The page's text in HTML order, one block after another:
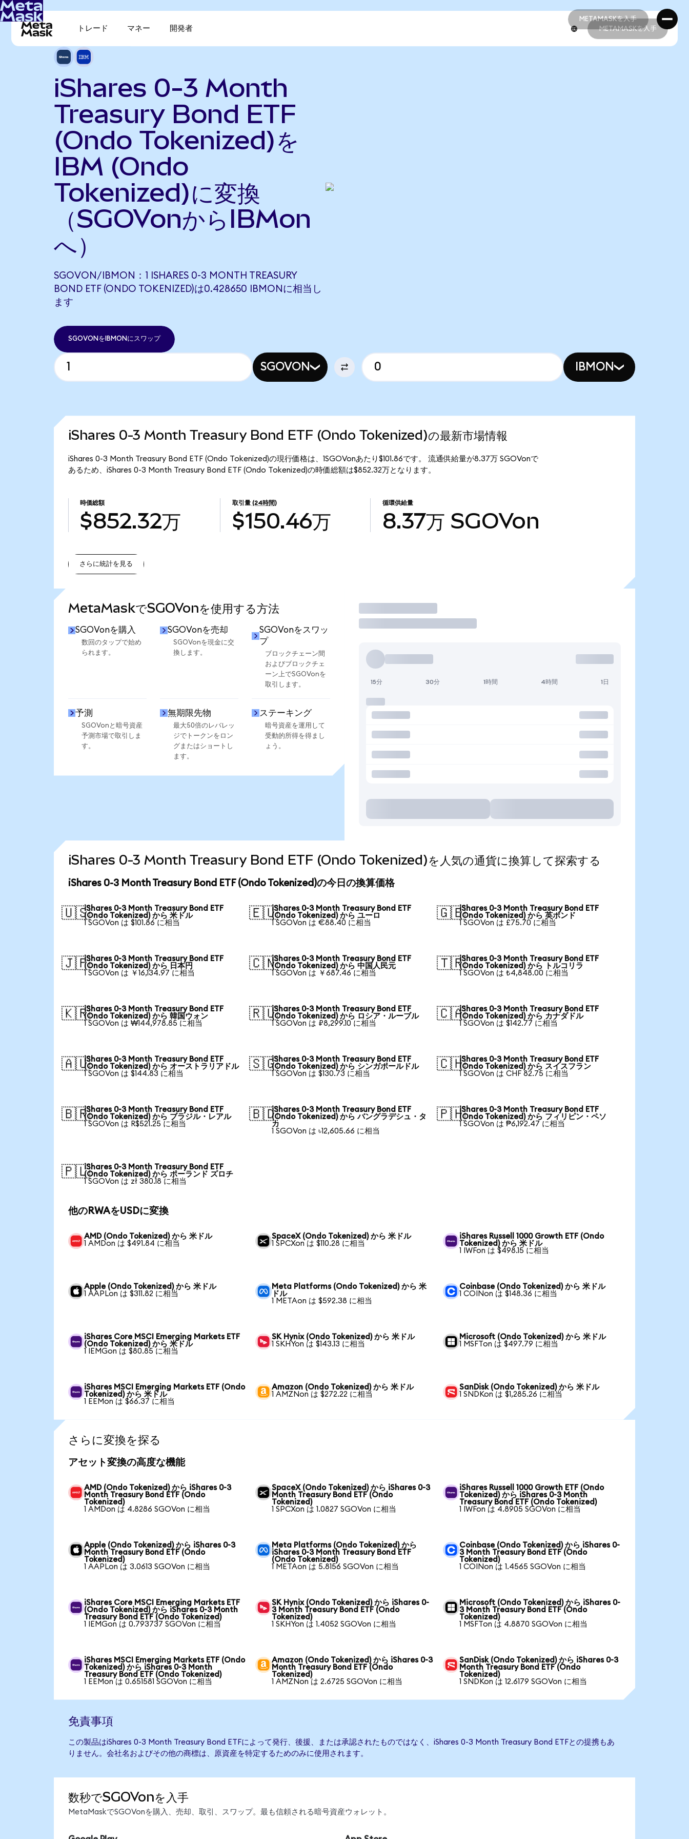
METAMASKを入手
METAMASKを入手
トレード マネー 開発者 METAMASKを入手
iShares 0-3 Month
Treasury Bond ETF
(Ondo Tokenized)を
IBM (Ondo
Tokenized)に変換
（SGOVonからIBMon
へ）
SGOVON/IBMON：1 ISHARES 0-3 MONTH TREASURY
BOND ETF (ONDO TOKENIZED)は0.428650 IBMONに相当し
ます
SGOVONをIBMONにスワップ
SGOVON IBMON
iShares 0-3 Month Treasury Bond ETF (Ondo Tokenized)の最新市場情報
iShares 0-3 Month Treasury Bond ETF (Ondo Tokenized)の現行価格は、1SGOVonあたり$101.86です。 流通供給量が8.37万 SGOVonで
あるため、iShares 0-3 Month Treasury Bond ETF (Ondo Tokenized)の時価総額は$852.32万となります。
時価総額
$852.32万
取引量 (24時間)
$150.46万
循環供給量
8.37万 SGOVon
さらに統計を見る
MetaMaskでSGOVonを使用する方法
SGOVonを購入
数回のタップで始め
られます。
SGOVonを売却
SGOVonを現金に交
換します。
SGOVonをスワッ
プ
ブロックチェーン間
およびブロックチェ
ーン上でSGOVonを
取引します。
予測
SGOVonと暗号資産
予測市場で取引しま
す。
無期限先物
最大50倍のレバレッ
ジでトークンをロン
グまたはショートし
ます。
ステーキング
暗号資産を運用して
受動的所得を得まし
ょう。
取引
15分 30分 1時間 4時間 1日
iShares 0-3 Month Treasury Bond ETF (Ondo Tokenized)を人気の通貨に換算して探索する
iShares 0-3 Month Treasury Bond ETF (Ondo Tokenized)の今日の換算価格
🇺🇸iShares 0-3 Month Treasury Bond ETF
(Ondo Tokenized) から 米ドル
1 SGOVon は $101.86 に相当
🇪🇺iShares 0-3 Month Treasury Bond ETF
(Ondo Tokenized) から ユーロ
1 SGOVon は €88.40 に相当
🇬🇧iShares 0-3 Month Treasury Bond ETF
(Ondo Tokenized) から 英ポンド
1 SGOVon は £75.70 に相当
🇯🇵iShares 0-3 Month Treasury Bond ETF
(Ondo Tokenized) から 日本円
1 SGOVon は ￥16,134.97 に相当
🇨🇳iShares 0-3 Month Treasury Bond ETF
(Ondo Tokenized) から 中国人民元
1 SGOVon は ￥687.46 に相当
🇹🇷iShares 0-3 Month Treasury Bond ETF
(Ondo Tokenized) から トルコリラ
1 SGOVon は ₺4,848.00 に相当
🇰🇷iShares 0-3 Month Treasury Bond ETF
(Ondo Tokenized) から 韓国ウォン
1 SGOVon は ₩144,978.85 に相当
🇷🇺iShares 0-3 Month Treasury Bond ETF
(Ondo Tokenized) から ロシア・ルーブル
1 SGOVon は ₽8,299.10 に相当
🇨🇦iShares 0-3 Month Treasury Bond ETF
(Ondo Tokenized) から カナダドル
1 SGOVon は $142.77 に相当
🇦🇺iShares 0-3 Month Treasury Bond ETF
(Ondo Tokenized) から オーストラリアドル
1 SGOVon は $144.83 に相当
🇸🇬iShares 0-3 Month Treasury Bond ETF
(Ondo Tokenized) から シンガポールドル
1 SGOVon は $130.73 に相当
🇨🇭iShares 0-3 Month Treasury Bond ETF
(Ondo Tokenized) から スイスフラン
1 SGOVon は CHF 82.75 に相当
🇧🇷iShares 0-3 Month Treasury Bond ETF
(Ondo Tokenized) から ブラジル・レアル
1 SGOVon は R$521.25 に相当
🇧🇩iShares 0-3 Month Treasury Bond ETF
(Ondo Tokenized) から バングラデシュ・タ
カ
1 SGOVon は ৳12,605.66 に相当
🇵🇭iShares 0-3 Month Treasury Bond ETF
(Ondo Tokenized) から フィリピン・ペソ
1 SGOVon は ₱6,192.47 に相当
🇵🇱iShares 0-3 Month Treasury Bond ETF
(Ondo Tokenized) から ポーランド ズロチ
1 SGOVon は zł 380.18 に相当
他のRWAをUSDに変換
AMD (Ondo Tokenized) から 米ドル
1 AMDon は $491.84 に相当
SpaceX (Ondo Tokenized) から 米ドル
1 SPCXon は $110.28 に相当
iShares Russell 1000 Growth ETF (Ondo
Tokenized) から 米ドル
1 IWFon は $498.15 に相当
Apple (Ondo Tokenized) から 米ドル
1 AAPLon は $311.82 に相当
Meta Platforms (Ondo Tokenized) から 米
ドル
1 METAon は $592.38 に相当
Coinbase (Ondo Tokenized) から 米ドル
1 COINon は $148.36 に相当
iShares Core MSCI Emerging Markets ETF
(Ondo Tokenized) から 米ドル
1 IEMGon は $80.85 に相当
SK Hynix (Ondo Tokenized) から 米ドル
1 SKHYon は $143.13 に相当
Microsoft (Ondo Tokenized) から 米ドル
1 MSFTon は $497.79 に相当
iShares MSCI Emerging Markets ETF (Ondo
Tokenized) から 米ドル
1 EEMon は $66.37 に相当
Amazon (Ondo Tokenized) から 米ドル
1 AMZNon は $272.22 に相当
SanDisk (Ondo Tokenized) から 米ドル
1 SNDKon は $1,285.26 に相当
さらに変換を探る
アセット変換の高度な機能
AMD (Ondo Tokenized) から iShares 0-3
Month Treasury Bond ETF (Ondo
Tokenized)
1 AMDon は 4.8286 SGOVon に相当
SpaceX (Ondo Tokenized) から iShares 0-3
Month Treasury Bond ETF (Ondo
Tokenized)
1 SPCXon は 1.0827 SGOVon に相当
iShares Russell 1000 Growth ETF (Ondo
Tokenized) から iShares 0-3 Month
Treasury Bond ETF (Ondo Tokenized)
1 IWFon は 4.8905 SGOVon に相当
Apple (Ondo Tokenized) から iShares 0-3
Month Treasury Bond ETF (Ondo
Tokenized)
1 AAPLon は 3.0613 SGOVon に相当
Meta Platforms (Ondo Tokenized) から
iShares 0-3 Month Treasury Bond ETF
(Ondo Tokenized)
1 METAon は 5.8156 SGOVon に相当
Coinbase (Ondo Tokenized) から iShares 0-
3 Month Treasury Bond ETF (Ondo
Tokenized)
1 COINon は 1.4565 SGOVon に相当
iShares Core MSCI Emerging Markets ETF
(Ondo Tokenized) から iShares 0-3 Month
Treasury Bond ETF (Ondo Tokenized)
1 IEMGon は 0.793737 SGOVon に相当
SK Hynix (Ondo Tokenized) から iShares 0-
3 Month Treasury Bond ETF (Ondo
Tokenized)
1 SKHYon は 1.4052 SGOVon に相当
Microsoft (Ondo Tokenized) から iShares 0-
3 Month Treasury Bond ETF (Ondo
Tokenized)
1 MSFTon は 4.8870 SGOVon に相当
iShares MSCI Emerging Markets ETF (Ondo
Tokenized) から iShares 0-3 Month
Treasury Bond ETF (Ondo Tokenized)
1 EEMon は 0.651581 SGOVon に相当
Amazon (Ondo Tokenized) から iShares 0-3
Month Treasury Bond ETF (Ondo
Tokenized)
1 AMZNon は 2.6725 SGOVon に相当
SanDisk (Ondo Tokenized) から iShares 0-3
Month Treasury Bond ETF (Ondo
Tokenized)
1 SNDKon は 12.6179 SGOVon に相当
免責事項
この製品はiShares 0-3 Month Treasury Bond ETFによって発行、後援、または承認されたものではなく、iShares 0-3 Month Treasury Bond ETFとの提携もあ
りません。会社名およびその他の商標は、原資産を特定するためのみに使用されます。
数秒でSGOVonを入手
MetaMaskでSGOVonを購入、売却、取引、スワップ。最も信頼される暗号資産ウォレット。